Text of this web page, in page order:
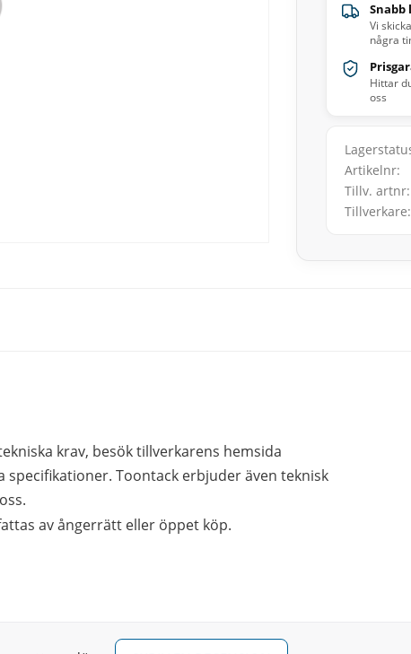
Snabb
Vi
några
Hittar
oss
Artikelnr
Tillv. artnr
Tillverkare
krav, besök tillverkarens hemsida
Toontack erbjuder även teknisk
av ångerrätt eller öppet köp.